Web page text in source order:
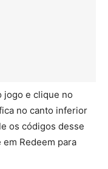
jogo e clique no
no canto inferior
os códigos desse
Redeem para